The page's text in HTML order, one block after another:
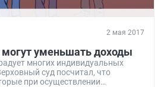
2 мая 2017
уменьшать доходы
многих индивидуальных
суд посчитал, что
при осуществлении